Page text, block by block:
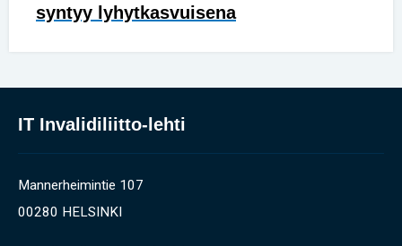
syntyy lyhytkasvuisena
IT Invalidiliitto-lehti
Mannerheimintie 107
00280 HELSINKI